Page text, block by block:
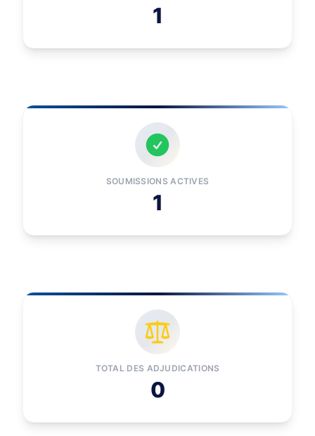
1
SOUMISSIONS ACTIVES
1
TOTAL DES ADJUDICATIONS
0